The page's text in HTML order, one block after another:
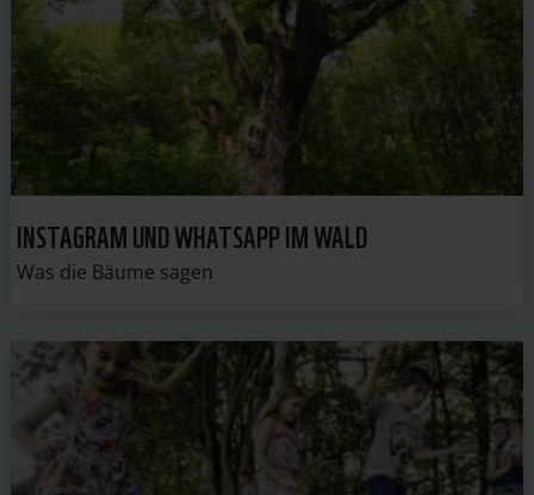
INSTAGRAM UND WHATSAPP IM WALD
Was die Bäume sagen